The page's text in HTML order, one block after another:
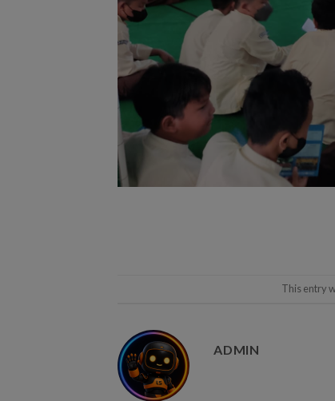
This entry
ADMIN